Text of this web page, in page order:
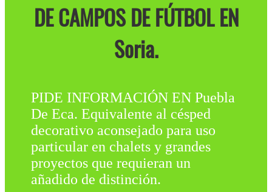
DE CAMPOS DE FÚTBOL EN
Soria.
PIDE INFORMACIÓN EN Puebla
De Eca. Equivalente al césped
decorativo aconsejado para uso
particular en chalets y grandes
proyectos que requieran un
añadido de distinción.